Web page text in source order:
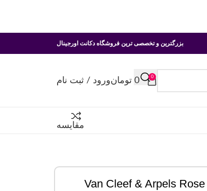
بزرگترین و تخصصی ترین فروشگاه دکانت اورجینال
0
0 تومانورود / ثبت نام
مقایسه
عطر ادکلن ون کلیف اند آرپلز رز ولورس | Van Cleef & Arpels Rose